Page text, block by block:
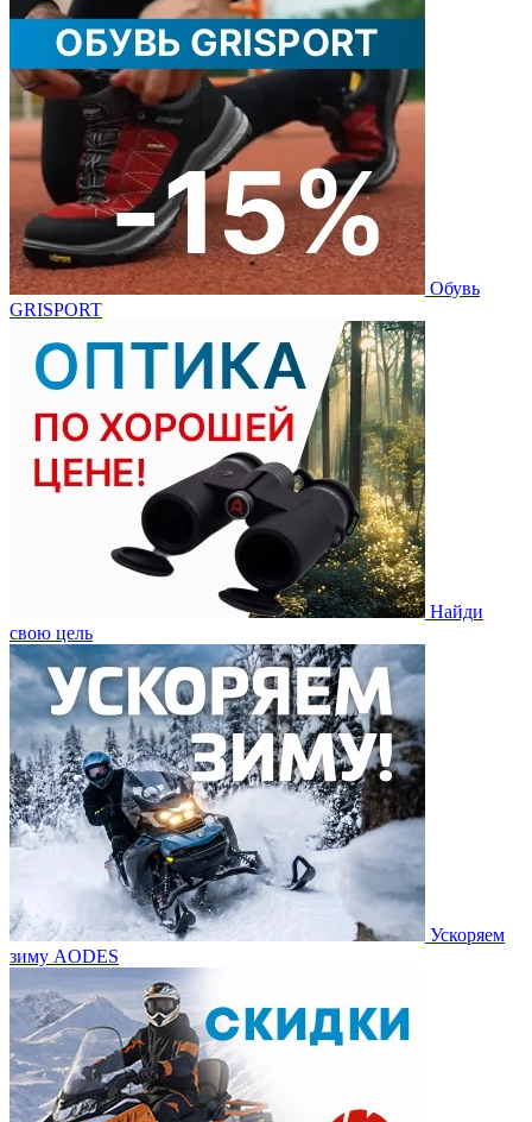
Обувь
GRISPORT
Найди
свою цель
Ускоряем
зиму AODES